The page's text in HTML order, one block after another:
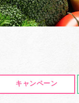
キャンペーン